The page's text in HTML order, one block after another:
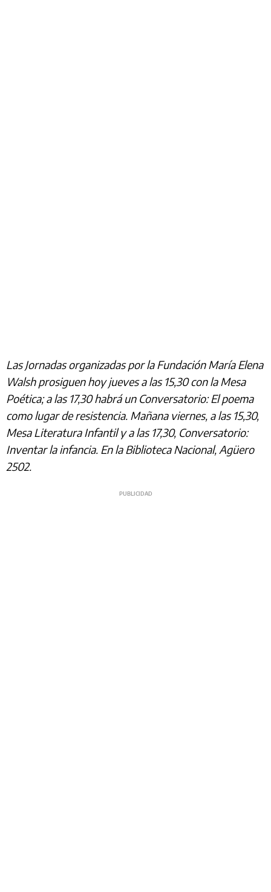
Las Jornadas organizadas por la Fundación María Elena
Walsh prosiguen hoy jueves a las 15,30 con la Mesa
Poética; a las 17,30 habrá un Conversatorio: El poema
como lugar de resistencia. Mañana viernes, a las 15,30,
Mesa Literatura Infantil y a las 17,30, Conversatorio:
Inventar la infancia. En la Biblioteca Nacional, Agüero
2502.